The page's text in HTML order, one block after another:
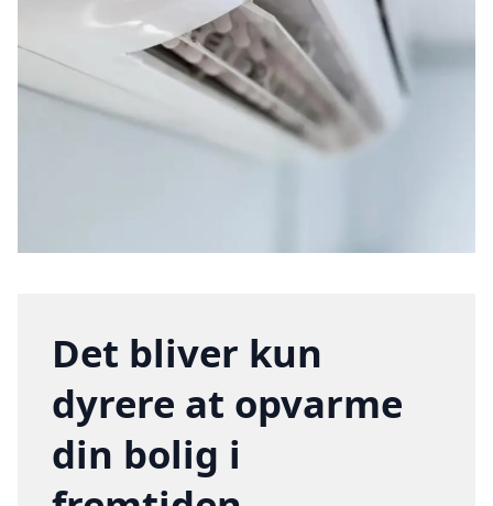
Det bliver kun
dyrere at opvarme
din bolig i